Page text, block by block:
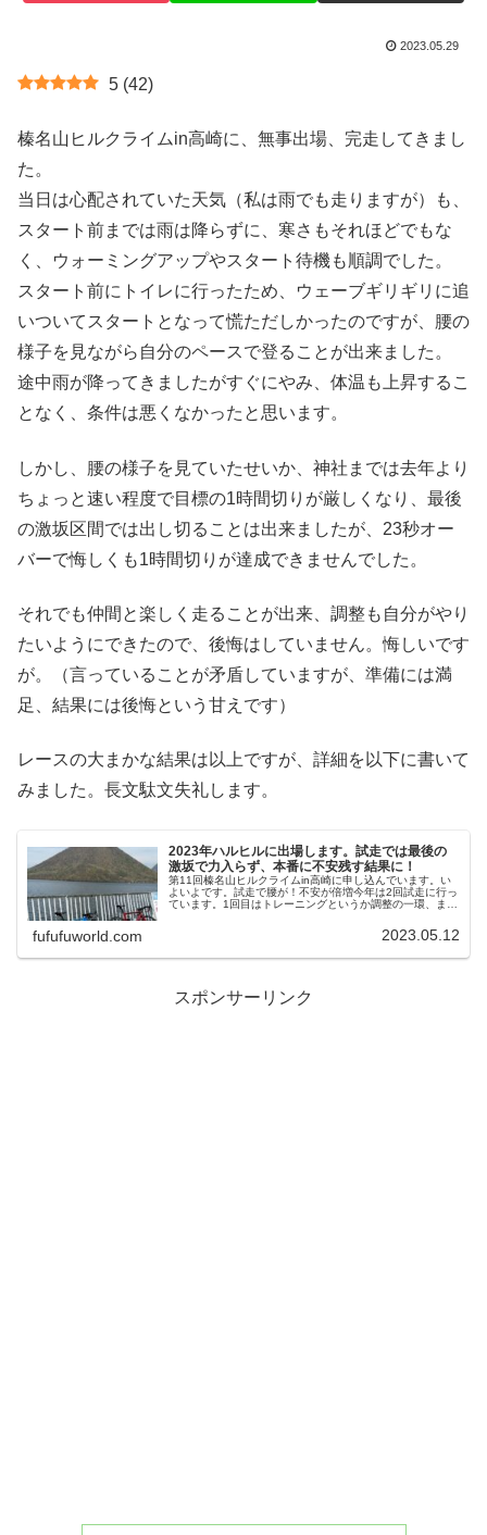
2023.05.29
5 (42)
榛名山ヒルクライムin高崎に、無事出場、完走してきまし
た。
当日は心配されていた天気（私は雨でも走りますが）も、
スタート前までは雨は降らずに、寒さもそれほどでもな
く、ウォーミングアップやスタート待機も順調でした。
スタート前にトイレに行ったため、ウェーブギリギリに追
いついてスタートとなって慌ただしかったのですが、腰の
様子を見ながら自分のペースで登ることが出来ました。
途中雨が降ってきましたがすぐにやみ、体温も上昇するこ
となく、条件は悪くなかったと思います。
しかし、腰の様子を見ていたせいか、神社までは去年より
ちょっと速い程度で目標の1時間切りが厳しくなり、最後
の激坂区間では出し切ることは出来ましたが、23秒オー
バーで悔しくも1時間切りが達成できませんでした。
それでも仲間と楽しく走ることが出来、調整も自分がやり
たいようにできたので、後悔はしていません。悔しいです
が。（言っていることが矛盾していますが、準備には満
足、結果には後悔という甘えです）
レースの大まかな結果は以上ですが、詳細を以下に書いて
みました。長文駄文失礼します。
2023年ハルヒルに出場します。試走では最後の
激坂で力入らず、本番に不安残す結果に！
第11回榛名山ヒルクライムin高崎に申し込んでいます。い
よいよです。試走で腰が！不安が倍増今年は2回試走に行っ
ています。1回目はトレーニングというか調整の一環、また
fufufuworld.com 2023.05.12
スポンサーリンク